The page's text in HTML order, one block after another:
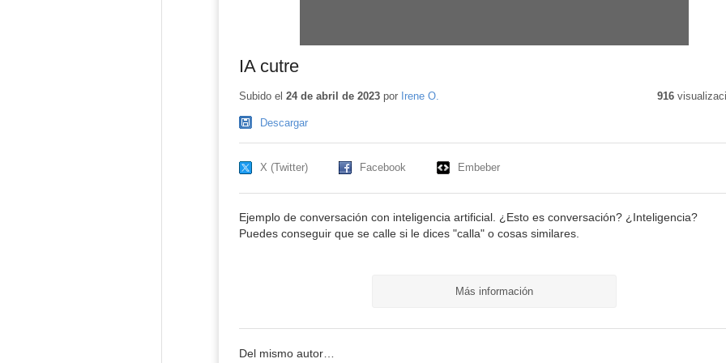
IA cutre
Subido el 24 de abril de 2023por Irene O. 916
Descargar
X (Twitter) Facebook Embeber
Ejemplo de conversación con inteligencia artificial. ¿Esto es conversación? ¿Inteligencia?
Puedes conseguir que se calle si le dices "calla" o cosas similares.
Más información
Del mismo autor…